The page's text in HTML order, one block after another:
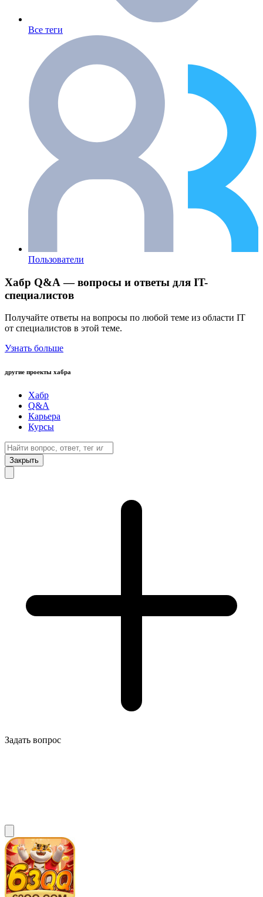
Все теги
Пользователи
Хабр Q&A — вопросы и ответы для IT-
специалистов
Получайте ответы на вопросы по любой теме из области IT
от специалистов в этой теме.
Узнать больше
другие проекты хабра
Хабр
Q&A
Карьера
Курсы
Закрыть
Задать вопрос